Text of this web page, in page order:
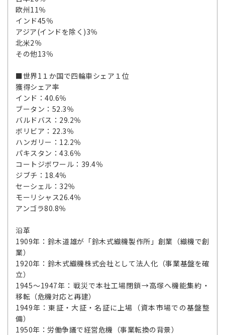
欧州11％
インド45％
アジア(インドを除く)3％
北米2％
その他13％
■世界1１か国で四輪車シェア１位
獲得シェア率
インド：40.6％
ブータン：52.3％
バルドバス：29.2％
ボリビア：22.3％
ハンガリー：12.2％
パキスタン：43.6％
コートジボワール：39.4％
ジブチ：18.4％
セーシェル：32％
モーリシャス26.4％
アンゴラ80.8％
沿革
1909年：鈴木道雄が「鈴木式織機製作所」創業（織機で創
業）
1920年：鈴木式織機株式会社として法人化（事業基盤を確
立）
1945～1947年：戦災で本社工場閉鎖→高塚へ機能集約・
移転（危機対応と再建）
1949年：東証・大証・名証に上場（資本市場での基盤整
備）
1950年：労働争議で経営危機（事業転換の背景）